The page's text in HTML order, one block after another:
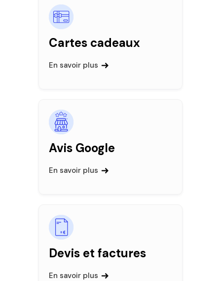
Cartes cadeaux
En savoir plus
Avis Google
En savoir plus
Devis et factures
En savoir plus